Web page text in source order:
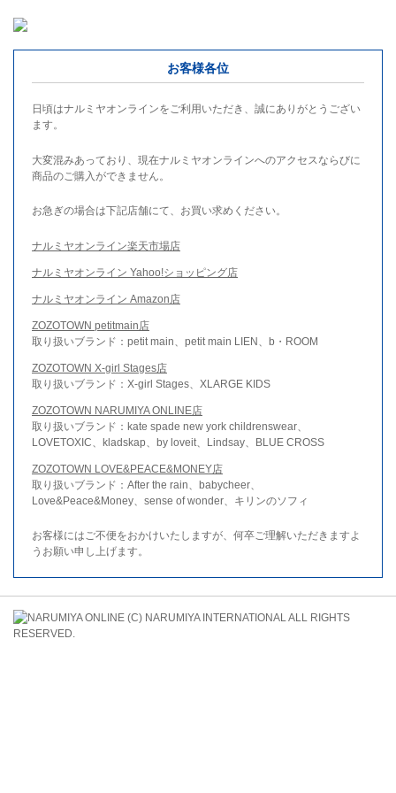
お客様各位
日頃はナルミヤオンラインをご利用いただき、誠にありがとうござい
ます。
大変混みあっており、現在ナルミヤオンラインへのアクセスならびに
商品のご購入ができません。
お急ぎの場合は下記店舗にて、お買い求めください。
ナルミヤオンライン楽天市場店
ナルミヤオンライン Yahoo!ショッピング店
ナルミヤオンライン Amazon店
ZOZOTOWN petitmain店
取り扱いブランド：petit main、petit main LIEN、b・ROOM
ZOZOTOWN X-girl Stages店
取り扱いブランド：X-girl Stages、XLARGE KIDS
ZOZOTOWN NARUMIYA ONLINE店
取り扱いブランド：kate spade new york childrenswear、
LOVETOXIC、kladskap、by loveit、Lindsay、BLUE CROSS
ZOZOTOWN LOVE&PEACE&MONEY店
取り扱いブランド：After the rain、babycheer、
Love&Peace&Money、sense of wonder、キリンのソフィ
お客様にはご不便をおかけいたしますが、何卒ご理解いただきますよ
うお願い申し上げます。